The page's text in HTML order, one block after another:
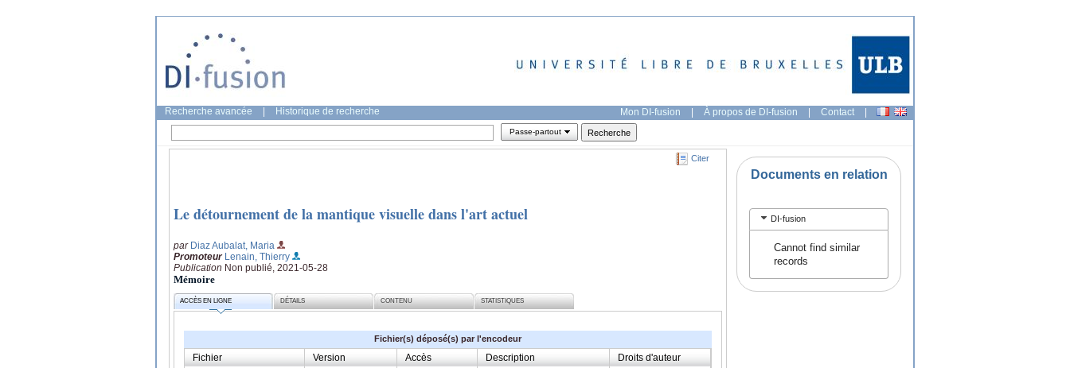
Recherche avancée Historique de recherche Mon DI-fusion | À propos de DI-fusion | Contact |
Passe-partout
Citer
Le détournement de la mantique visuelle dans l'art actuel
par Diaz Aubalat, Maria
Promoteur Lenain, Thierry
Publication Non publié, 2021-05-28
Mémoire
ACCÈS EN LIGNE DÉTAILS CONTENU STATISTIQUES
Fichier(s) déposé(s) par l'encodeur
Fichier Version Accès Description Droits d'auteur
Documents en relation
DI-fusion
Cannot find similar
records